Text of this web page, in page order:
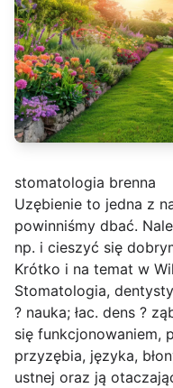
stomatologia brenna
Uzębienie to jedna z
powinniśmy dbać.
np. i cieszyć się
Krótko i na temat w
Stomatologia,
? nauka; łac. dens ?
się funkcjonowaniem,
przyzębia, języka,
ustnej oraz ją